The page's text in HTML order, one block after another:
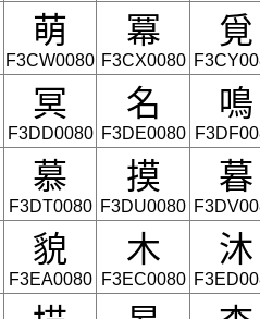
萌
F3CW0080
冪
F3CX0080
覓
冥
F3DD0080
名
F3DE0080
鳴
慕
F3DT0080
摸
F3DU0080
暮
貌
F3EA0080
木
F3EC0080
沐